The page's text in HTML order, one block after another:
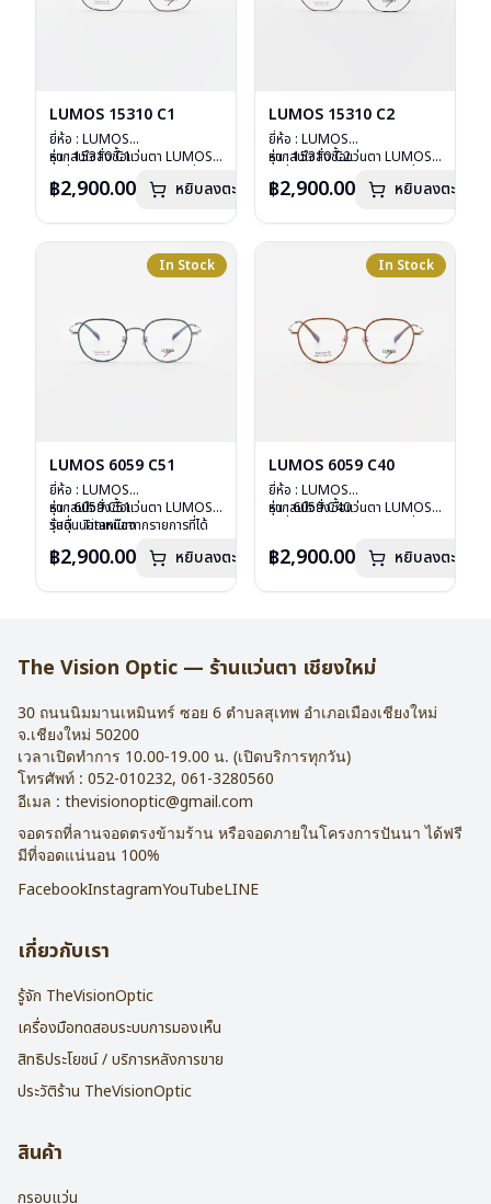
LUMOS 15310 C1
ยี่ห้อ : LUMOS
รุ่น : 15310 C1
เลนส์ : Demo Lens
น้ำหนัก : 16 กรัม
อุปกรณ์ : กล่องแว่น , ผ้าเช็ดแว่น
หากสนใจสั่งชื้อแว่นตา LUMOS
ลงไว้กรุณาติดต่อเราคลิก
฿2,900.00 หยิบลงตะกร้า
LUMOS 15310 C2
ยี่ห้อ : LUMOS
รุ่น : 15310 C2
เลนส์ : Demo Lens
น้ำหนัก : 16 กรัม
อุปกรณ์ : กล่องแว่น , ผ้าเช็ดแว่น
หากสนใจสั่งชื้อแว่นตา LUMOS
ลงไว้กรุณาติดต่อเราคลิก
฿2,900.00 หยิบลงตะกร้า
In Stock
LUMOS 6059 C51
ยี่ห้อ : LUMOS
รุ่น : 6059 C51
วัสดุ : Titanium
บานพับ : ไม่มีสปริง
อุปกรณ์ : กล่องแว่น , ผ้าเช็ดแว่น
หากสนใจสั่งชื้อแว่นตา LUMOS
รุ่นอื่นนอกเหนือจากรายการที่ได้
฿2,900.00 หยิบลงตะกร้า
In Stock
LUMOS 6059 C40
ยี่ห้อ : LUMOS
รุ่น : 6059 C40
บานพับ : ไม่มีสปริง
อุปกรณ์ : กล่องแว่น , ผ้าเช็ดแว่น
หากสนใจสั่งชื้อแว่นตา LUMOS
฿2,900.00 หยิบลงตะกร้า
The Vision Optic — ร้านแว่นตา เชียงใหม่
30 ถนนนิมมานเหมินทร์ ซอย 6 ตำบลสุเทพ อำเภอเมืองเชียงใหม่
จ.เชียงใหม่ 50200
เวลาเปิดทำการ 10.00-19.00 น. (เปิดบริการทุกวัน)
โทรศัพท์ : 052-010232, 061-3280560
อีเมล : thevisionoptic@gmail.com
จอดรถที่ลานจอดตรงข้ามร้าน หรือจอดภายในโครงการปันนา ได้ฟรี
มีที่จอดแน่นอน 100%
FacebookInstagramYouTubeLINE
เกี่ยวกับเรา
รู้จัก TheVisionOptic
เครื่องมือทดสอบระบบการมองเห็น
สิทธิประโยชน์ / บริการหลังการขาย
ประวัติร้าน TheVisionOptic
สินค้า
กรอบแว่น